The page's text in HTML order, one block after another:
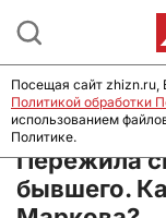
14 сентября 2024, 07:00
Пережила
бывшего.
Посещая сайт zhizn.ru,
Политикой обработки
использованием
Политике.